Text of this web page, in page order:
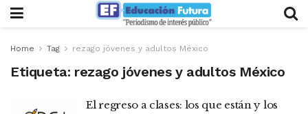
Home Tag rezago jóvenes y adultos México
Etiqueta: rezago jóvenes y adultos México
El regreso a clases: los que están y los